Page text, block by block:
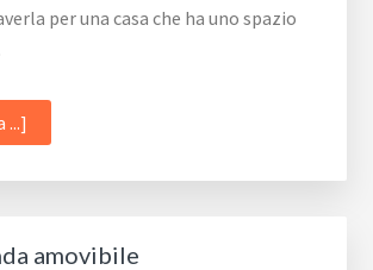
per una casa che ha uno spazio
...]
scegliere
una
amovibile